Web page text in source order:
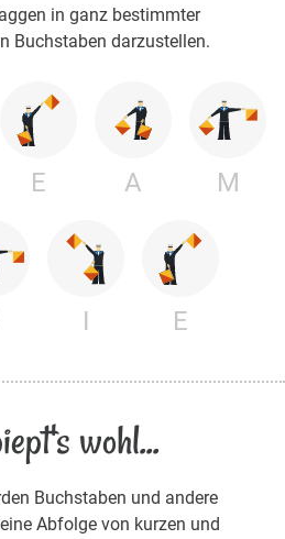
in ganz bestimmter
Buchstaben darzustellen.
E A M
I E
wohl...
Buchstaben und andere
Abfolge von kurzen und